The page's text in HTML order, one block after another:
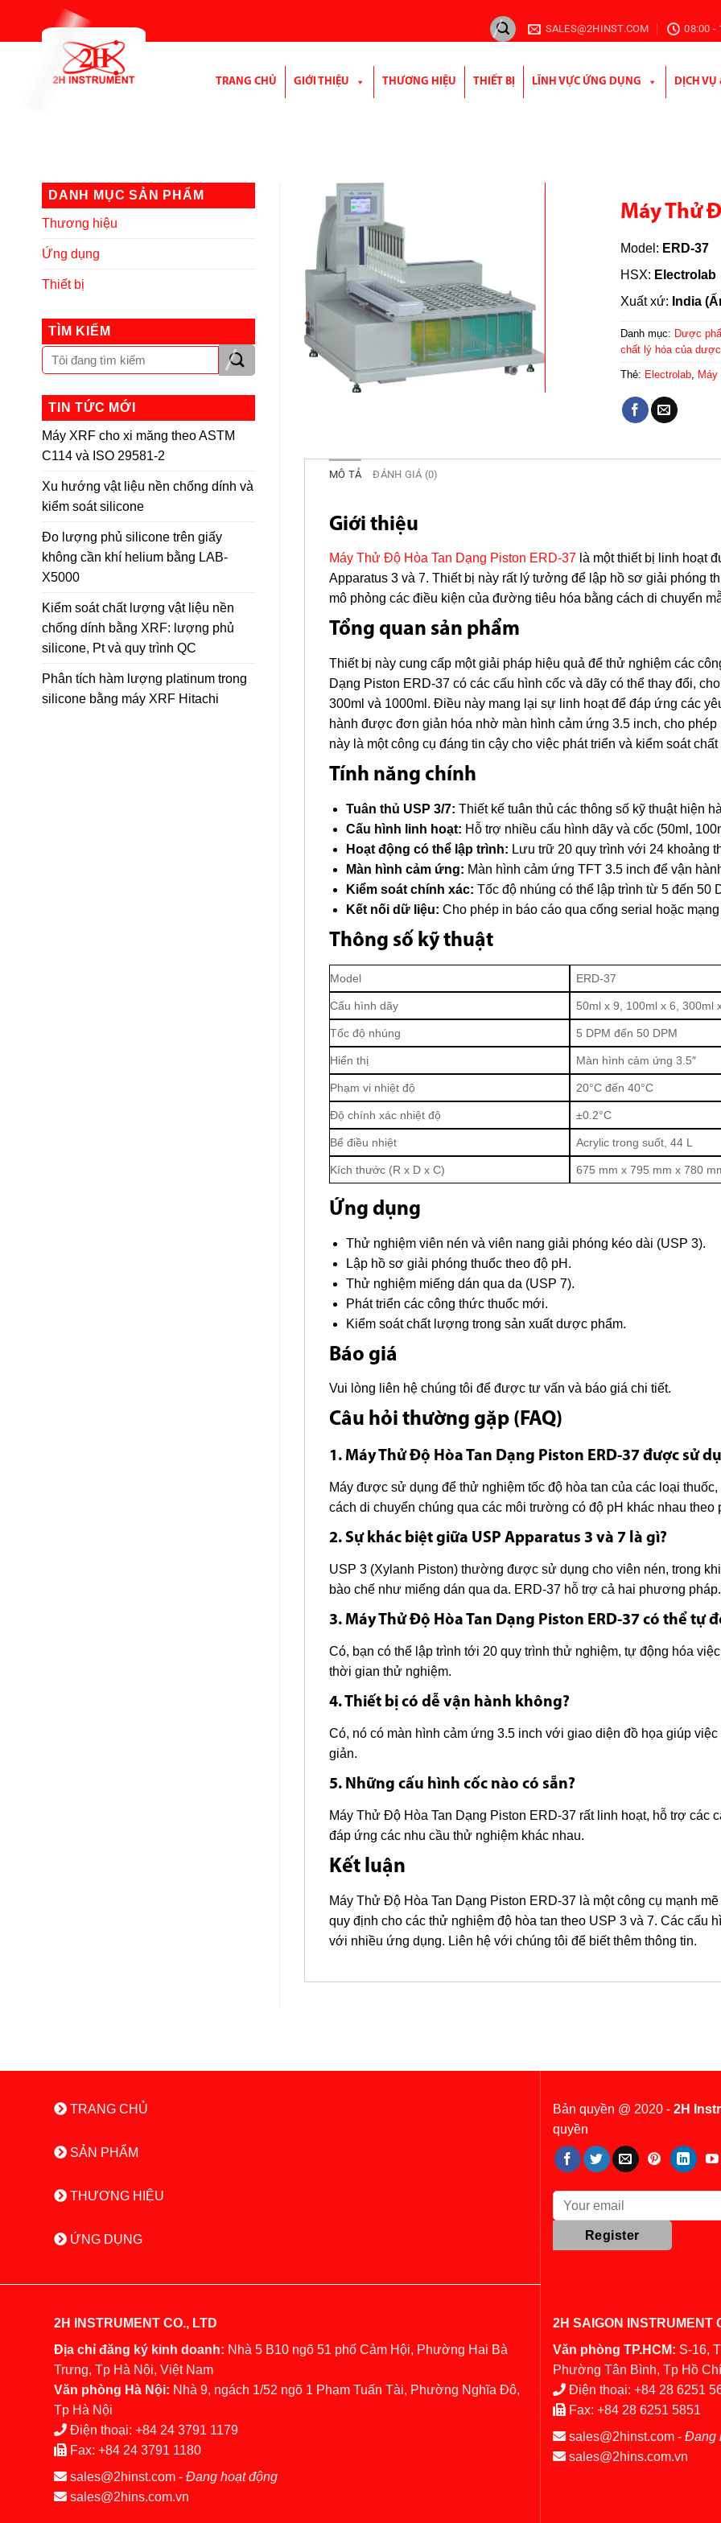
SALES@2HINST.COM 08:00 -
TRANG CHỦ GIỚI THIỆU THƯƠNG HIỆU THIẾT BỊ LĨNH VỰC ỨNG DỤNG DỊCH VỤ
DANH MỤC SẢN PHẨM
Thương hiệu
Ứng dụng
Thiết bị
TÌM KIẾM
TIN TỨC MỚI
Máy XRF cho xi măng theo ASTM
C114 và ISO 29581-2
Xu hướng vật liệu nền chống dính và
kiểm soát silicone
Đo lượng phủ silicone trên giấy
không cần khí helium bằng LAB-
X5000
Kiểm soát chất lượng vật liệu nền
chống dính bằng XRF: lượng phủ
silicone, Pt và quy trình QC
Phân tích hàm lượng platinum trong
silicone bằng máy XRF Hitachi
Máy Thử
Model: ERD-37
HSX: Electrolab
Xuất xứ: India
Danh mục: Dược
chất lý hóa của
Thẻ: Electrolab Máy
MÔ TẢ ĐÁNH GIÁ (0)
Giới thiệu
Máy Thử Độ Hòa Tan Dạng Piston ERD-37 là một thiết bị linh hoạt
Apparatus 3 và 7. Thiết bị này rất lý tưởng để lập hồ sơ giải phóng
mô phỏng các điều kiện của đường tiêu hóa bằng cách di chuyển
Tổng quan sản phẩm
Thiết bị này cung cấp một giải pháp hiệu quả để thử nghiệm các
Dạng Piston ERD-37 có các cấu hình cốc và dãy có thể thay đổi,
300ml và 1000ml. Điều này mang lại sự linh hoạt để đáp ứng các
hành được đơn giản hóa nhờ màn hình cảm ứng 3.5 inch, cho
này là một công cụ đáng tin cậy cho việc phát triển và kiểm soát
Tính năng chính
Tuân thủ USP 3/7: Thiết kế tuân thủ các thông số kỹ thuật hiện
Cấu hình linh hoạt: Hỗ trợ nhiều cấu hình dãy và cốc (50ml,
Hoạt động có thể lập trình: Lưu trữ 20 quy trình với 24 khoảng
Màn hình cảm ứng: Màn hình cảm ứng TFT 3.5 inch để vận
Kiểm soát chính xác: Tốc độ nhúng có thể lập trình từ 5 đến 50
Kết nối dữ liệu: Cho phép in báo cáo qua cổng serial hoặc
Thông số kỹ thuật
Model ERD-37
Cấu hình dãy 50ml x 9, 100ml x 6, 300ml
Tốc độ nhúng 5 DPM đến 50 DPM
Hiển thị Màn hình cảm ứng 3.5″
Phạm vi nhiệt độ 20°C đến 40°C
Độ chính xác nhiệt độ ±0.2°C
Bể điều nhiệt Acrylic trong suốt, 44 L
Kích thước (R x D x C) 675 mm x 795 mm x 780
Ứng dụng
Thử nghiệm viên nén và viên nang giải phóng kéo dài (USP 3).
Lập hồ sơ giải phóng thuốc theo độ pH.
Thử nghiệm miếng dán qua da (USP 7).
Phát triển các công thức thuốc mới.
Kiểm soát chất lượng trong sản xuất dược phẩm.
Báo giá
Vui lòng liên hệ chúng tôi để được tư vấn và báo giá chi tiết.
Câu hỏi thường gặp (FAQ)
1. Máy Thử Độ Hòa Tan Dạng Piston ERD-37 được sử
Máy được sử dụng để thử nghiệm tốc độ hòa tan của các loại
cách di chuyển chúng qua các môi trường có độ pH khác nhau
2. Sự khác biệt giữa USP Apparatus 3 và 7 là gì?
USP 3 (Xylanh Piston) thường được sử dụng cho viên nén, trong
bào chế như miếng dán qua da. ERD-37 hỗ trợ cả hai phương pháp.
3. Máy Thử Độ Hòa Tan Dạng Piston ERD-37 có thể tự
Có, bạn có thể lập trình tới 20 quy trình thử nghiệm, tự động hóa
thời gian thử nghiệm.
4. Thiết bị có dễ vận hành không?
Có, nó có màn hình cảm ứng 3.5 inch với giao diện đồ họa giúp
giản.
5. Những cấu hình cốc nào có sẵn?
Máy Thử Độ Hòa Tan Dạng Piston ERD-37 rất linh hoạt, hỗ trợ các
đáp ứng các nhu cầu thử nghiệm khác nhau.
Kết luận
Máy Thử Độ Hòa Tan Dạng Piston ERD-37 là một công cụ mạnh
quy định cho các thử nghiệm độ hòa tan theo USP 3 và 7. Các cấu
với nhiều ứng dụng. Liên hệ với chúng tôi để biết thêm thông tin.
TRANG CHỦ
SẢN PHẨM
THƯƠNG HIỆU
ỨNG DỤNG
Bản quyền @ 2020 - 2H
quyền
2H INSTRUMENT CO., LTD
Địa chỉ đăng ký kinh doanh: Nhà 5 B10 ngõ 51 phố Cảm Hội, Phường Hai Bà
Trưng, Tp Hà Nội, Việt Nam
Văn phòng Hà Nội: Nhà 9, ngách 1/52 ngõ 1 Phạm Tuấn Tài, Phường Nghĩa Đô,
Tp Hà Nội
Điện thoại: +84 24 3791 1179
Fax: +84 24 3791 1180
sales@2hinst.com - Đang hoạt động
sales@2hins.com.vn
2H SAIGON INSTRUMENT
Văn phòng TP.HCM: S-16,
Phường Tân Bình, Tp Hồ
Điện thoại: +84 28 6251
Fax: +84 28 6251 5851
sales@2hinst.com - Đang
sales@2hins.com.vn